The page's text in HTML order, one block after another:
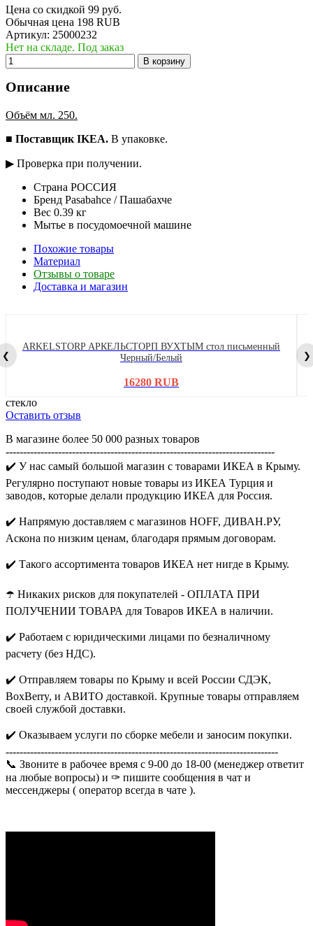
Цена со скидкой 99 руб.
Обычная цена 198 RUB
Артикул: 25000232
Нет на складе. Под заказ
В корзину
Описание
Объём мл. 250.
■ Поставщик IKEA. В упаковке.
▶ Проверка при получении.
Страна РОССИЯ
Бренд Pasabahce / Пашабахче
Вес 0.39 кг
Мытье в посудомоечной машине
Похожие товары
Материал
Отзывы о товаре
Доставка и магазин
❮
ARKELSTORP АРКЕЛЬСТОРП ВУХТЫМ стол письменный
Черный/Белый
16280 RUB
❯
стекло
Оставить отзыв
В магазине более 50 000 разных товаров
-----------------------------------------------------------------------------
✔️ У нас самый большой магазин с товарами ИКЕА в Крыму.
Регулярно поступают новые товары из ИКЕА Турция и
заводов, которые делали продукцию ИКЕА для Россия.
✔️ Напрямую доставляем с магазинов HOFF, ДИВАН.РУ,
Аскона по низким ценам, благодаря прямым договорам.
✔️ Такого ассортимента товаров ИКЕА нет нигде в Крыму.
☂️ Никаких рисков для покупателей - ОПЛАТА ПРИ
ПОЛУЧЕНИИ ТОВАРА для Товаров ИКЕА в наличии.
✔️ Работаем с юридическими лицами по безналичному
расчету (без НДС).
✔️ Отправляем товары по Крыму и всей России СДЭК,
BoxBerry, и АВИТО доставкой. Крупные товары отправляем
своей службой доставки.
✔️ Оказываем услуги по сборке мебели и заносим покупки.
------------------------------------------------------------------------------
📞 Звоните в рабочее время с 9-00 до 18-00 (менеджер ответит
на любые вопросы) и ✑ пишите сообщения в чат и
мессенджеры ( оператор всегда в чате ).